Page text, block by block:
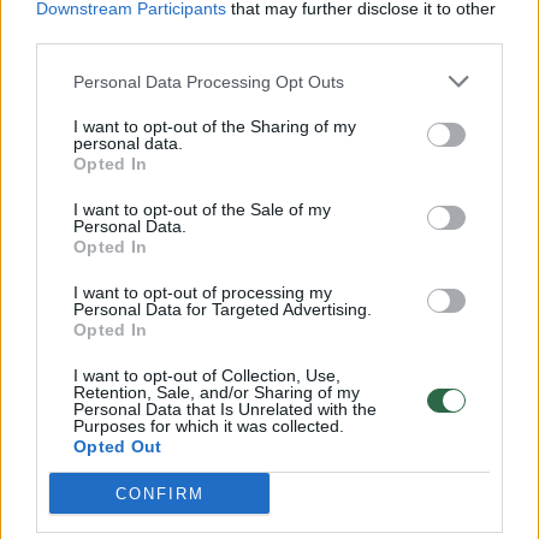
Downstream Participants that may further disclose it to other
Personal Data Processing Opt Outs
I want to opt-out of the Sharing of my
personal data.
Opted In
I want to opt-out of the Sale of my
Personal Data.
Opted In
I want to opt-out of processing my
Personal Data for Targeted Advertising.
Opted In
I want to opt-out of Collection, Use,
Retention, Sale, and/or Sharing of my
Personal Data that Is Unrelated with the
Purposes for which it was collected.
Opted Out
CONFIRM
00:00:30
Vaizdai iš tragiškos avarijos Vilniaus r.: dviejų moterų ir
vaiko gyvybių išgelbėti nepavyko
Žinios Lietuvos diena
Nufilmavo, kaip patvino Vilniaus Vakarinis aplinkkelis:
vaizdas pribloškia
prisiminimais apie Kazimierą Prunskienę
Žinios | Lietuvos diena